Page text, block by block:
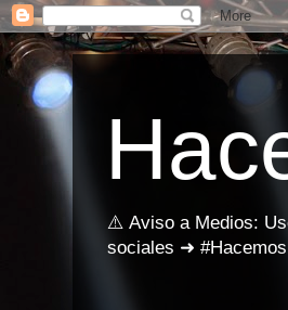
⚠️ Aviso a Medios:
sociales ➜